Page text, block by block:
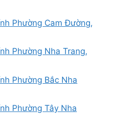
Phường Cam Đường,
Phường Nha Trang,
Phường Bắc Nha
Phường Tây Nha